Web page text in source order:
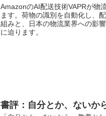
AmazonのAI配送技術VAPRが物
ます。荷物の識別を自動化し、
組みと、日本の物流業界への影
に迫ります。
書評：自分とか、ないか